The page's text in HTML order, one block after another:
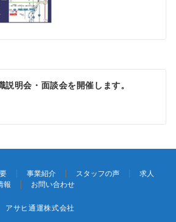
説明会・面談会を開催します。
事業紹介 スタッフの声
求人
報
お問い合わせ
アサヒ通運株式会社